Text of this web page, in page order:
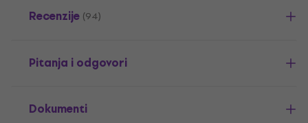
Recenzije (94)
Pitanja i odgovori
Dokumenti